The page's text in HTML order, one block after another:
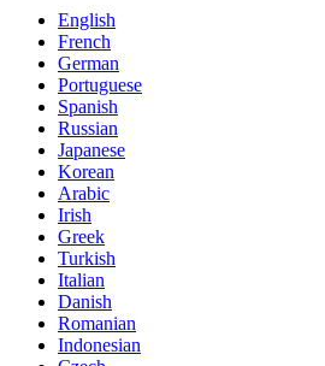
English
French
German
Portuguese
Spanish
Russian
Japanese
Korean
Arabic
Irish
Greek
Turkish
Italian
Danish
Romanian
Indonesian